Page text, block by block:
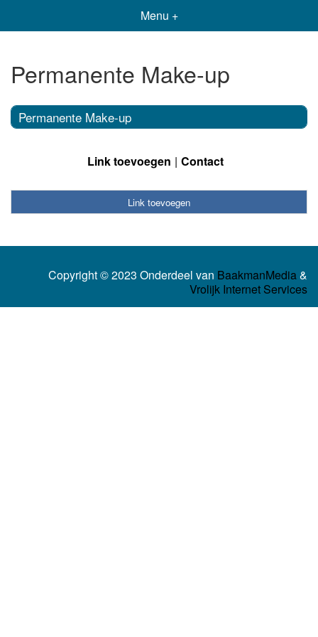
Menu +
Permanente Make-up
Permanente Make-up
Link toevoegen Contact
Link toevoegen
Copyright © 2023 Onderdeel van BaakmanMedia&
Vrolijk Internet Services